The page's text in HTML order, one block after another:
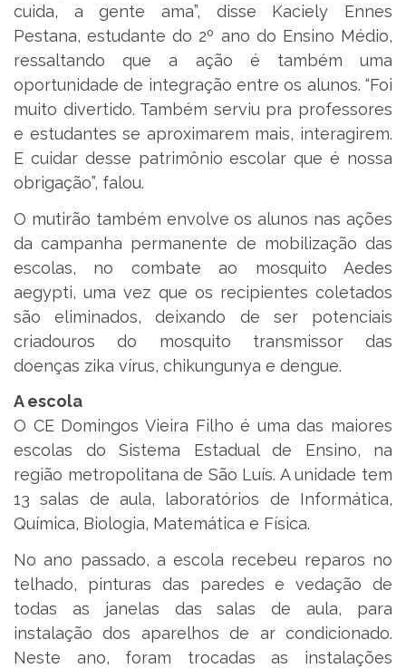
cuida, a gente ama”, disse Kaciely Ennes
Pestana, estudante do 2º ano do Ensino Médio,
ressaltando que a ação é também uma
oportunidade de integração entre os alunos. “Foi
muito divertido. Também serviu pra professores
e estudantes se aproximarem mais, interagirem.
E cuidar desse patrimônio escolar que é nossa
obrigação”, falou.
O mutirão também envolve os alunos nas ações
da campanha permanente de mobilização das
escolas, no combate ao mosquito Aedes
aegypti, uma vez que os recipientes coletados
são eliminados, deixando de ser potenciais
criadouros do mosquito transmissor das
doenças zika vírus, chikungunya e dengue.
A escola
O CE Domingos Vieira Filho é uma das maiores
escolas do Sistema Estadual de Ensino, na
região metropolitana de São Luís. A unidade tem
13 salas de aula, laboratórios de Informática,
Química, Biologia, Matemática e Física.
No ano passado, a escola recebeu reparos no
telhado, pinturas das paredes e vedação de
todas as janelas das salas de aula, para
instalação dos aparelhos de ar condicionado.
Neste ano, foram trocadas as instalações